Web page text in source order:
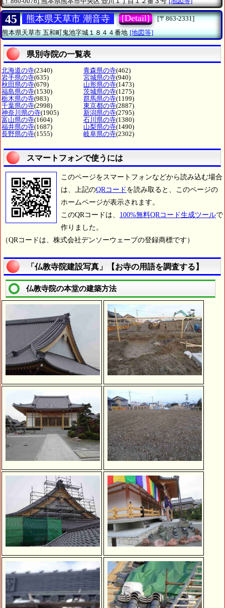
45 熊本県天草市 潮音寺 [Detail]
[〒863-2331]
熊本県天草市五和町鬼池字城１８４４番地 [地図等]
県別寺院の一覧表
北海道の寺(2340) 青森県の寺(462)
岩手県の寺(635) 宮城県の寺(940)
秋田県の寺(679) 山形県の寺(1473)
福島県の寺(1530) 茨城県の寺(1275)
栃木県の寺(983) 群馬県の寺(1199)
千葉県の寺(2998) 東京都の寺(2887)
神奈川県の寺(1905) 新潟県の寺(2795)
富山県の寺(1604) 石川県の寺(1380)
福井県の寺(1687) 山梨県の寺(1490)
長野県の寺(1555) 岐阜県の寺(2302)
スマートフォンで使うには
このページをスマートフォンなどから読み込む場合
は、上記のQRコード を読み取ると、このページの
ホームページが表示されます。
このQRコードは、 100%無料QRコード生成ツールで
作りました。
（QRコードは、株式会社デンソーウェーブの登録商標です）
「仏教寺院建設写真」【お寺の用語を調査する】
仏教寺院の本堂の建築方法